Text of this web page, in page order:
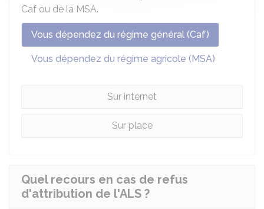
Caf ou de la MSA.
Vous dépendez du régime général (Caf)
Vous dépendez du régime agricole (MSA)
Sur internet
Sur place
Quel recours en cas de refus
d'attribution de l'ALS ?